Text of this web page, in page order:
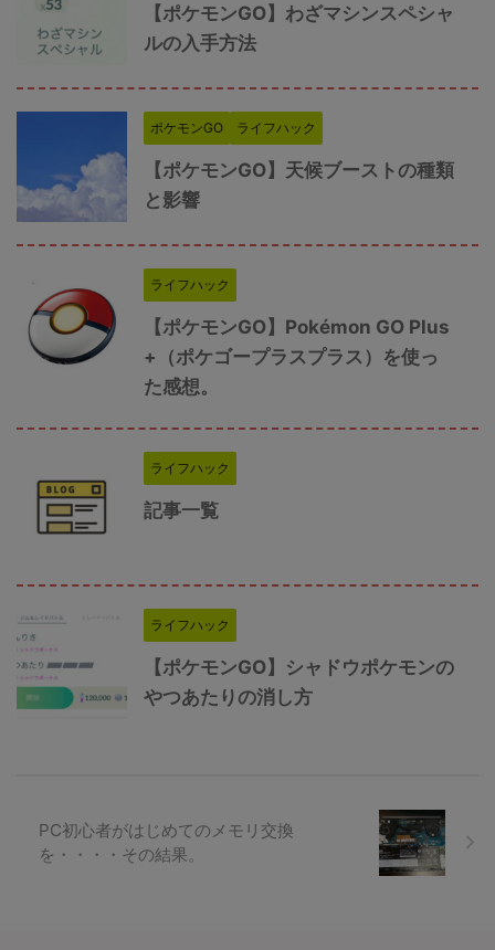
【ポケモンGO】わざマシンスペシャ
ルの入手方法
ポケモンGO ライフハック
【ポケモンGO】天候ブーストの種類
と影響
ライフハック
【ポケモンGO】Pokémon GO Plus
+（ポケゴープラスプラス）を使っ
た感想。
ライフハック
記事一覧
ライフハック
【ポケモンGO】シャドウポケモンの
やつあたりの消し方
PC初心者がはじめてのメモリ交換
を・・・・その結果。